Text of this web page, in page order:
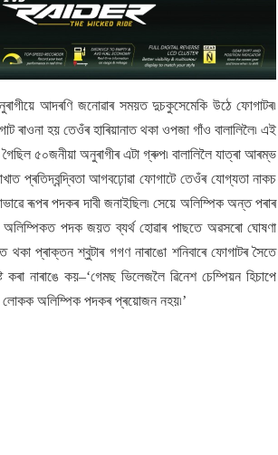
আদৰণি জনোৱাৰ সময়ত দুচকুসেমেকি উঠে ফোগাটৰ৷
ৰাওনা হয় তেওঁৰ হাৰিয়ানাত থকা ওপজা গাঁও বালালিলৈ৷ এই
৫০জনীয়া অনুৰাগীৰ এটা গ্ৰুপ৷ বালালিলৈ যাত্ৰা আৰম্ভ
প্ৰতিদ্বন্দ্বিতা আগবঢ়োৱা ফোগাটে তেওঁৰ যোগ্যতা নাকচ
ৰূপৰ পদকৰ দাবী জনাইছিল৷ সেয়ে অলিম্পিক অন্ত পৰাৰ
অলিম্পিকত পদক জয়ত ব্যৰ্থ হোৱাৰ পাছতে অৱসৰো ঘোষণা
প্ৰাক্তন শ্বুটাৰ গগণ নাৰাঙো শনিবাৰে ফোগাটৰ সৈতে
নাৰাঙে কয়–‘গেমছ ভিলেজলৈ ৱিনেশ চেম্পিয়ন হিচাপে
লোকক অলিম্পিক পদকৰ প্ৰয়োজন নহয়৷’